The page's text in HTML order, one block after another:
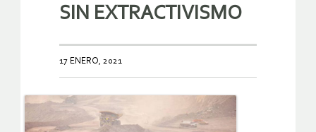
SIN EXTRACTIVISMO
17 ENERO, 2021